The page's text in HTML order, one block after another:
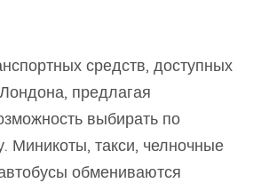
средств, доступных
предлагая
выбирать по
Миникоты, такси, челночные
обмениваются